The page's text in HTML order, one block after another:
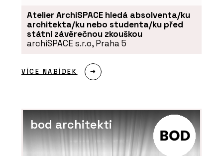
Atelier ArchiSPACE hledá absolventa/ku
architekta/ku nebo studenta/ku před
státní závěrečnou zkouškou
archiSPACE s.r.o, Praha 5
VÍCE NABÍDEK
bod architekti